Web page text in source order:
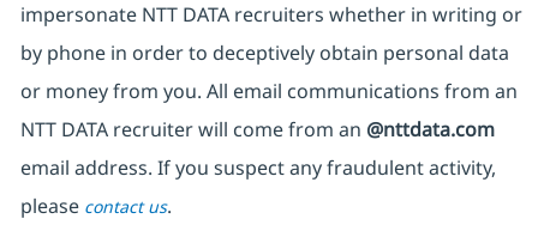
impersonate NTT DATA recruiters whether in writing or
by phone in order to deceptively obtain personal data
or money from you. All email communications from an
NTT DATA recruiter will come from an @nttdata.com
email address. If you suspect any fraudulent activity,
please contact us.